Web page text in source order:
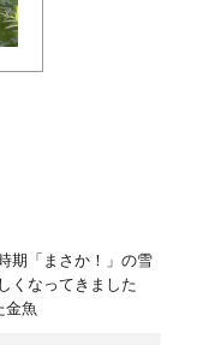
期「まさか！」の雪
くなってきました
金魚